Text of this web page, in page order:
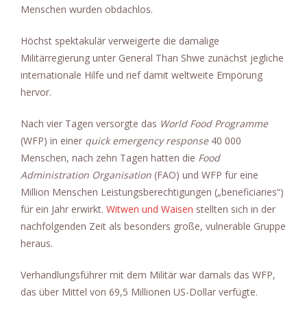
Menschen wurden obdachlos.
Höchst spektakulär verweigerte die damalige
Militärregierung unter General Than Shwe zunächst jegliche
internationale Hilfe und rief damit weltweite Empörung
hervor.
Nach vier Tagen versorgte das World Food Programme
(WFP) in einer quick emergency response40 000
Menschen, nach zehn Tagen hatten die Food
Administration Organisation (FAO) und WFP für eine
Million Menschen Leistungsberechtigungen („beneficiaries“)
für ein Jahr erwirkt. Witwen und Waisen stellten sich in der
nachfolgenden Zeit als besonders große, vulnerable Gruppe
heraus.
Verhandlungsführer mit dem Militär war damals das WFP,
das über Mittel von 69,5 Millionen US-Dollar verfügte.